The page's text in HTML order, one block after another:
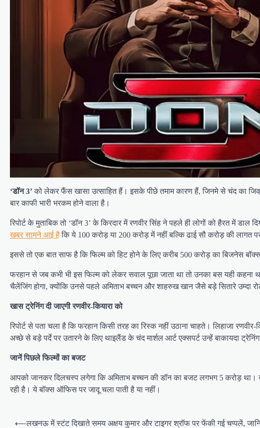
‘डॉन 3’को लेकर फैंस खासा उत्साहित हैं। इसके पीछे तमाम कारण हैं, जिनमे से चंद का
बार काफी भारी भरकम होने वाला है।
रिपोर्ट के मुताबिक तो ‘डॉन 3’ के किरदार में रणवीर सिंह ने पहले ही लोगों को हैरत में
खबर सामने आई हैकि ये 100 करोड़ या 200 करोड़ में नहीं बल्कि ढाई सौ करोड़ की लागत पर
इससे तो एक बात साफ है कि फिल्म को हिट होने के लिए करीब 500 करोड़ का बिजनेस
फरहान से जब कभी भी इस फिल्म को लेकर सवाल पूछा जाता था तो उनका बस यही कहना
चैलेंजिंग होगा, क्योंकि उनसे पहले अमिताभ बच्चन और शाहरुख खान जैसे बड़े सितारे उम्दा
खास ट्रेनिंग दी जाएगी रणवीर-कियारा को
रिपोर्ट से पता चला है कि फरहान किसी तरह का रिस्क नहीं उठाना चाहते। लिहाजा
अच्छे से बड़े पर्दे पर उतारने के लिए थाइलैंड के चंद मार्शल आर्ट एक्सपर्ट उन्हें बाकायदा
जानें पिछले फिल्मों का बजट
आपको जानकर दिलचस्प लगेगा कि अमिताभ बच्चन की डॉन का बजट लगभग 5 करोड़ था।
रही है। ये बॉक्स ऑफिस पर जादू चला पाती है या नहीं।
Post
⟵लखनऊ में स्टंट दिखाते समय अक्षय कुमार और टाइगर श्रॉफ पर फेंकी गई चप्पलें,